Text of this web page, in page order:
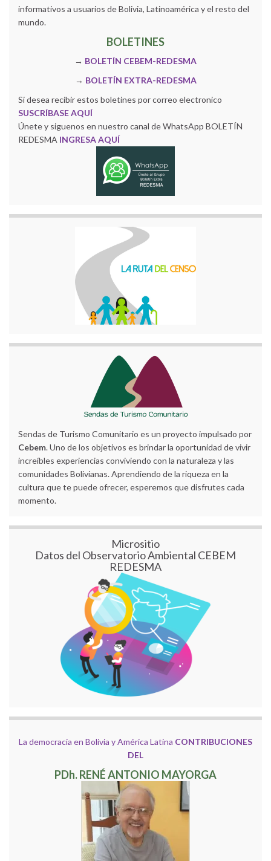
informativos a usuarios de Bolivia, Latinoamérica y el resto del
mundo.
BOLETINES
→ BOLETÍN CEBEM-REDESMA
→ BOLETÍN EXTRA-REDESMA
Si desea recibir estos boletines por correo electronico
SUSCRÍBASE AQUÍ
Únete y siguenos en nuestro canal de WhatsApp BOLETÍN
REDESMA INGRESA AQUÍ
Sendas de Turismo Comunitario es un proyecto impulsado por
Cebem. Uno de los objetivos es brindar la oportunidad de vivir
increíbles experiencias conviviendo con la naturaleza y las
comunidades Bolivianas. Aprendiendo de la riqueza en la
cultura que te puede ofrecer, esperemos que disfrutes cada
momento.
Micrositio
Datos del Observatorio Ambiental CEBEM
REDESMA
La democracia en Bolivia y América Latina CONTRIBUCIONES
DEL
PDh. RENÉ ANTONIO MAYORGA